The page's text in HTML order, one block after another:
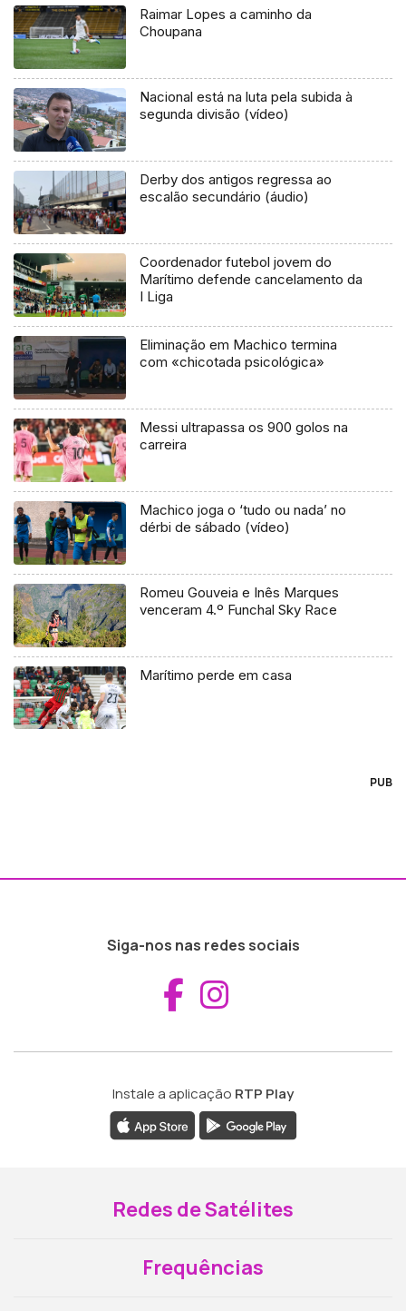
Raimar Lopes a caminho da
Choupana
Nacional está na luta pela subida à
segunda divisão (vídeo)
Derby dos antigos regressa ao
escalão secundário (áudio)
Coordenador futebol jovem do
Marítimo defende cancelamento da
I Liga
Eliminação em Machico termina
com «chicotada psicológica»
Messi ultrapassa os 900 golos na
carreira
Machico joga o ‘tudo ou nada’ no
dérbi de sábado (vídeo)
Romeu Gouveia e Inês Marques
venceram 4.º Funchal Sky Race
Marítimo perde em casa
PUB
Siga-nos nas redes sociais
Aceder ao
Instale a aplicação RTP Play
Redes de Satélites
Frequências